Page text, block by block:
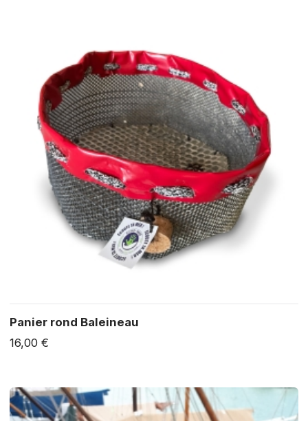
Panier rond Baleineau
16,00 €